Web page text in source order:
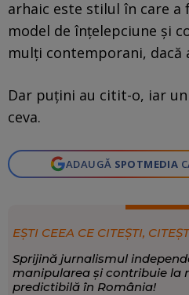
arhaic este stilul în care a
model de înțelepciune și
mulți contemporani, dacă
Dar puțini au citit-o, iar
ceva.
ADAUGĂ SPOTMEDIA
EȘTI CEEA CE CITEȘTI,
Sprijină jurnalismul
manipularea și contribuie la
predictibilă în România!